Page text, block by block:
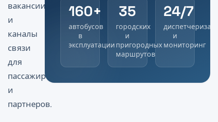
вакансии
и
каналы
связи
для
пассажиров
и
партнеров.
160+
автобусов
в
эксплуатации
35
городских
и
пригородных
маршрутов
24/7
и
мониторинг